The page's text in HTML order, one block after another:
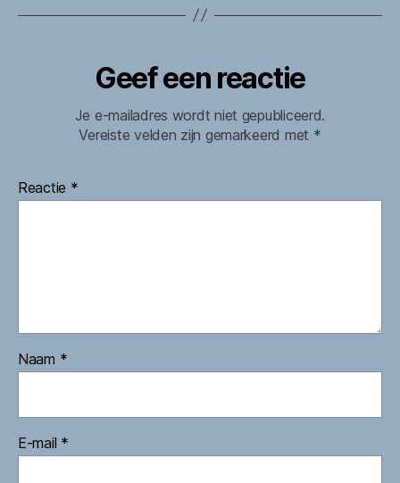
Geef een reactie
Je e-mailadres wordt niet gepubliceerd.
Vereiste velden zijn gemarkeerd met *
Reactie *
Naam *
E-mail *